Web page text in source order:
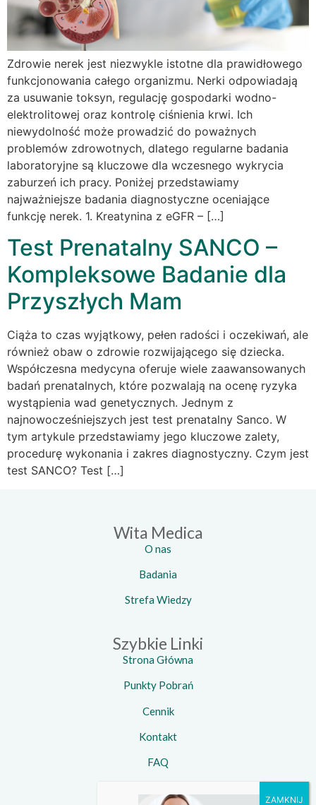
Zdrowie nerek jest niezwykle istotne dla prawidłowego
funkcjonowania całego organizmu. Nerki odpowiadają
za usuwanie toksyn, regulację gospodarki wodno-
elektrolitowej oraz kontrolę ciśnienia krwi. Ich
niewydolność może prowadzić do poważnych
problemów zdrowotnych, dlatego regularne badania
laboratoryjne są kluczowe dla wczesnego wykrycia
zaburzeń ich pracy. Poniżej przedstawiamy
najważniejsze badania diagnostyczne oceniające
funkcję nerek. 1. Kreatynina z eGFR – […]
Test Prenatalny SANCO –
Kompleksowe Badanie dla
Przyszłych Mam
Ciąża to czas wyjątkowy, pełen radości i oczekiwań, ale
również obaw o zdrowie rozwijającego się dziecka.
Współczesna medycyna oferuje wiele zaawansowanych
badań prenatalnych, które pozwalają na ocenę ryzyka
wystąpienia wad genetycznych. Jednym z
najnowocześniejszych jest test prenatalny Sanco. W
tym artykule przedstawiamy jego kluczowe zalety,
procedurę wykonania i zakres diagnostyczny. Czym jest
test SANCO? Test […]
Wita Medica
O nas
Badania
Strefa Wiedzy
Szybkie Linki
Strona Główna
Punkty Pobrań
Cennik
Kontakt
FAQ